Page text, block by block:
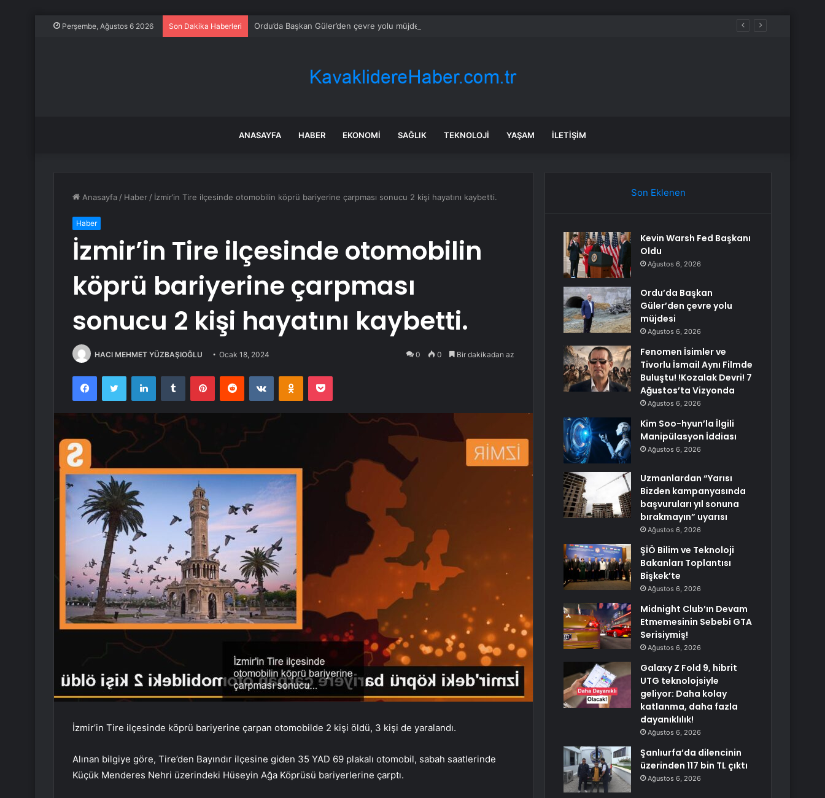
Perşembe, Ağustos 6 2026 Son Dakika Haberleri Ordu’da Başkan Güler’den çevre yolu müjdesi
ANASAYFA HABER EKONOMI SAĞLIK TEKNOLOJI YAŞAM İLETIŞIM
Anasayfa / Haber / İzmir’in Tire ilçesinde otomobilin köprü bariyerine çarpması sonucu 2 kişi hayatını kaybetti.
Haber
İzmir’in Tire ilçesinde otomobilin
köprü bariyerine çarpması
sonucu 2 kişi hayatını kaybetti.
HACI MEHMET YÜZBAŞIOĞLU Ocak 18, 2024 0 0 Bir dakikadan az
FacebookTwitter LinkedInTumblr PinterestReddit VKontakteOdnoklassniki
Pocket
İzmir’in Tire ilçesinde köprü bariyerine çarpan otomobilde 2 kişi öldü, 3 kişi de yaralandı.
Alınan bilgiye göre, Tire’den Bayındır ilçesine giden 35 YAD 69 plakalı otomobil, sabah saatlerinde
Küçük Menderes Nehri üzerindeki Hüseyin Ağa Köprüsü bariyerlerine çarptı.
Son Eklenen
Kevin Warsh Fed Başkanı
Oldu
Ağustos 6, 2026
Ordu’da Başkan
Güler’den çevre yolu
müjdesi
Ağustos 6, 2026
Fenomen İsimler ve
Tivorlu İsmail Aynı Filmde
Buluştu! !Kozalak Devri! 7
Ağustos’ta Vizyonda
Ağustos 6, 2026
Kim Soo-hyun’la İlgili
Manipülasyon İddiası
Ağustos 6, 2026
Uzmanlardan “Yarısı
Bizden kampanyasında
başvuruları yıl sonuna
bırakmayın” uyarısı
Ağustos 6, 2026
ŞİÖ Bilim ve Teknoloji
Bakanları Toplantısı
Bişkek’te
Ağustos 6, 2026
Midnight Club’ın Devam
Etmemesinin Sebebi GTA
Serisiymiş!
Ağustos 6, 2026
Galaxy Z Fold 9, hibrit
UTG teknolojsiyle
geliyor: Daha kolay
katlanma, daha fazla
dayanıklılık!
Ağustos 6, 2026
Şanlıurfa’da dilencinin
üzerinden 117 bin TL çıktı
Ağustos 6, 2026